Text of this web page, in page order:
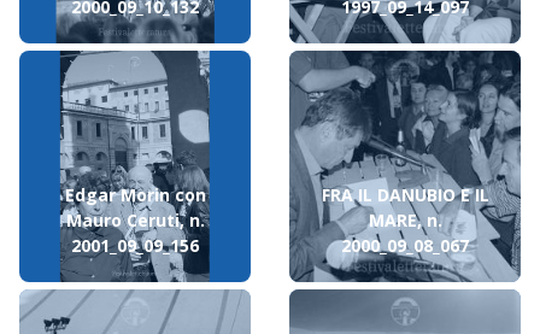
2000_09_10_132
1997_09_14_097
Edgar Morin con
Mauro Ceruti, n.
2001_09_09_156
FRA IL DANUBIO E IL
MARE, n.
2000_09_08_067